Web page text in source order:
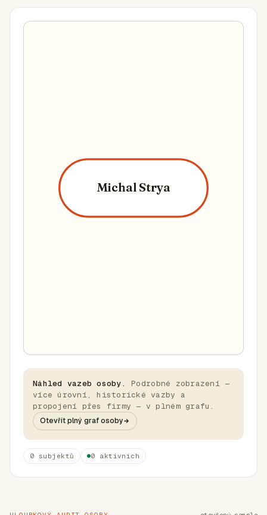
Michal Strya
Náhled vazeb osoby.
Podrobné zobrazení —
více úrovní, historické vazby a
propojení přes firmy — v plném grafu.
Otevřít plný graf osoby
0 subjektů 0 aktivních